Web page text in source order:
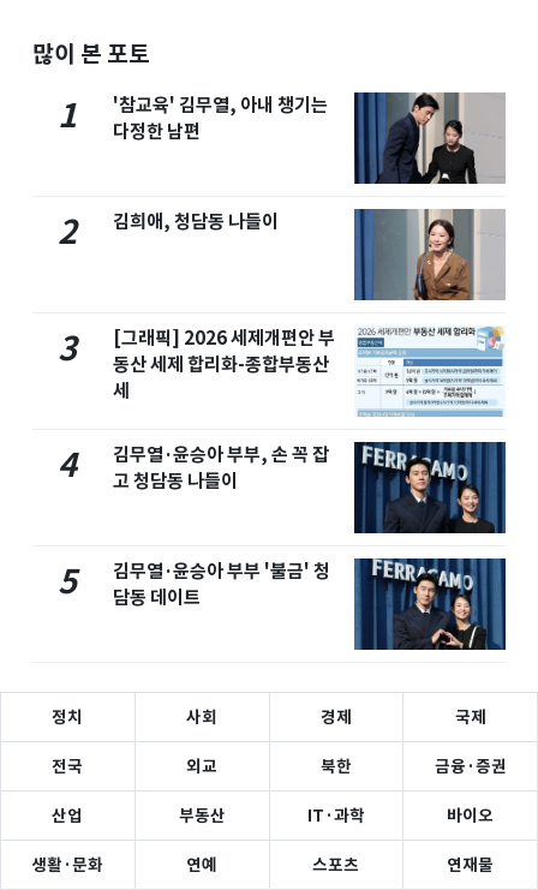
많이 본 포토
1
'참교육' 김무열, 아내 챙기는
다정한 남편
2 김희애, 청담동 나들이
3
[그래픽] 2026 세제개편안 부
동산 세제 합리화-종합부동산
세
4
김무열·윤승아 부부, 손 꼭 잡
고 청담동 나들이
5
김무열·윤승아 부부 '불금' 청
담동 데이트
정치 사회 경제 국제
전국 외교 북한 금융·증권
산업 부동산 IT·과학 바이오
생활·문화 연예 스포츠 연재물